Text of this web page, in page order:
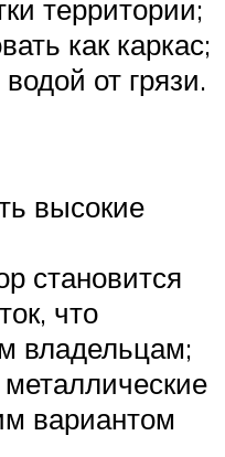
территории;
как каркас;
от грязи.
высокие
становится
что
владельцам;
вариантом